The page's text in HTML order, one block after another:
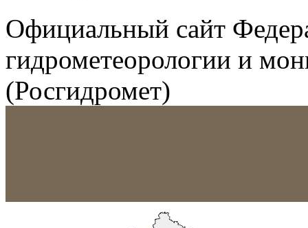
Официальный сайт
гидрометеорологии и
(Росгидромет)